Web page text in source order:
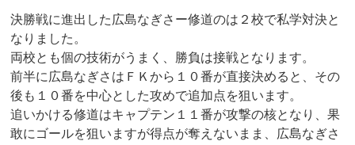
決勝戦に進出した広島なぎさー修道のは２校で私学対決と
なりました。
両校とも個の技術がうまく、勝負は接戦となります。
前半に広島なぎさはＦＫから１０番が直接決めると、その
後も１０番を中心とした攻めで追加点を狙います。
追いかける修道はキャプテン１１番が攻撃の核となり、果
敢にゴールを狙いますが得点が奪えないまま、広島なぎさ